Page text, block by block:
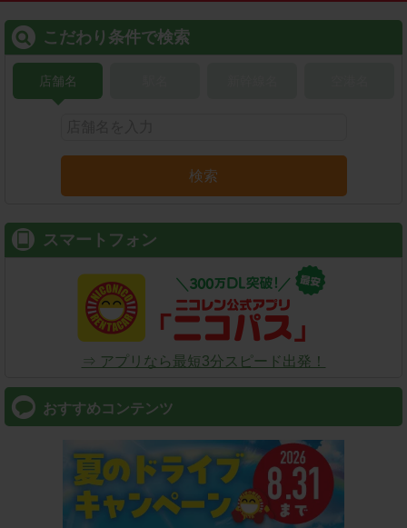
こだわり条件で検索
店舗名
検索
スマートフォン
⇒ アプリなら最短3分スピード出発！
おすすめコンテンツ